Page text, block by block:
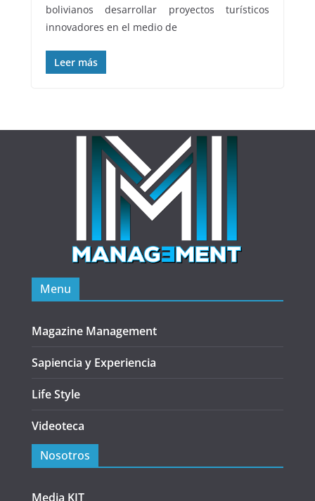
bolivianos desarrollar proyectos turísticos
innovadores en el medio de
Leer más
Menu
Magazine Management
Sapiencia y Experiencia
Life Style
Videoteca
Nosotros
Media KIT